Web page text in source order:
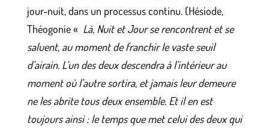
jour-nuit, dans un processus continu. (Hésiode,
Théogonie « Là, Nuit et Jour se rencontrent et se
saluent, au moment de franchir le vaste seuil
d’airain. L’un des deux descendra à l’intérieur au
moment où l’autre sortira, et jamais leur demeure
ne les abrite tous deux ensemble. Et il en est
toujours ainsi : le temps que met celui des deux qui